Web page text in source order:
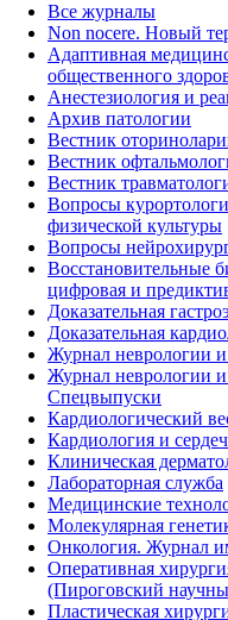
Все журналы
Non nocere. Новый
Адаптивная
общественного
Анестезиология и
Архив патологии
Вестник
Вестник
Вестник
Вопросы
физической культуры
Вопросы
Восстановительные
цифровая и
Доказательная
Доказательная
Журнал неврологии
Журнал неврологии
Спецвыпуски
Кардиологический
Кардиология и
Клиническая
Лабораторная служба
Медицинские
Молекулярная
Онкология. Журнал
Оперативная
(Пироговский
Пластическая